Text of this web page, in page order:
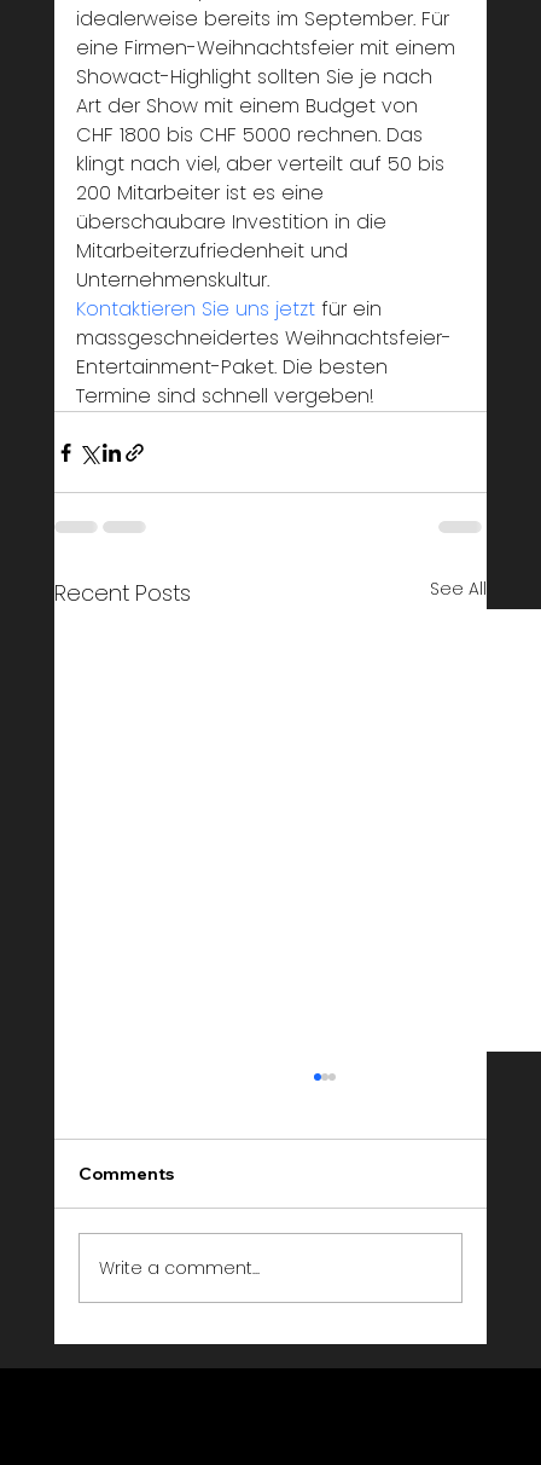
idealerweise bereits im September. Für
eine Firmen-Weihnachtsfeier mit einem
Showact-Highlight sollten Sie je nach
Art der Show mit einem Budget von
CHF 1800 bis CHF 5000 rechnen. Das
klingt nach viel, aber verteilt auf 50 bis
200 Mitarbeiter ist es eine
überschaubare Investition in die
Mitarbeiterzufriedenheit und
Unternehmenskultur.
Kontaktieren Sie uns jetzt für ein
massgeschneidertes Weihnachtsfeier-
Entertainment-Paket. Die besten
Termine sind schnell vergeben!
Recent Posts See All
Comments
Write a comment...